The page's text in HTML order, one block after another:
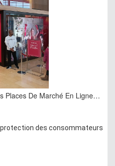
Places De Marché En Ligne…
des consommateurs